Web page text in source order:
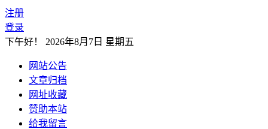
注册
登录
下午好！ 2026年8月7日 星期五
网站公告
文章归档
网址收藏
赞助本站
给我留言